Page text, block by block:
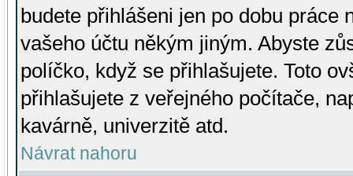
budete přihlášeni jen po dobu práce
vašeho účtu někým jiným. Abyste
políčko, když se přihlašujete. Toto
přihlašujete z veřejného počítače,
kavárně, univerzitě atd.
Návrat nahoru